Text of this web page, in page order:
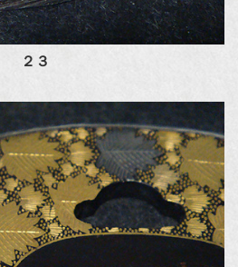
２３